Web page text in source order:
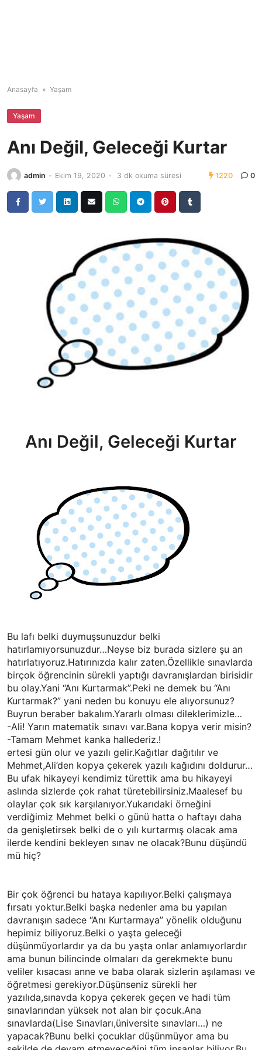
Anasayfa » Yaşam
Yaşam
Anı Değil, Geleceği Kurtar
admin - Ekim 19, 2020 - 3 dk okuma süresi 1220 0
Anı Değil, Geleceği Kurtar
Bu lafı belki duymuşsunuzdur belki
hatırlamıyorsunuzdur…Neyse biz burada sizlere şu an
hatırlatıyoruz.Hatırınızda kalır zaten.Özellikle sınavlarda
birçok öğrencinin sürekli yaptığı davranışlardan birisidir
bu olay.Yani “Anı Kurtarmak”.Peki ne demek bu “Anı
Kurtarmak?” yani neden bu konuyu ele alıyorsunuz?
Buyrun beraber bakalım.Yararlı olması dileklerimizle…
-Ali! Yarın matematik sınavı var.Bana kopya verir misin?
-Tamam Mehmet kanka hallederiz.!
ertesi gün olur ve yazılı gelir.Kağıtlar dağıtılır ve
Mehmet,Ali’den kopya çekerek yazılı kağıdını doldurur…
Bu ufak hikayeyi kendimiz türettik ama bu hikayeyi
aslında sizlerde çok rahat türetebilirsiniz.Maalesef bu
olaylar çok sık karşılanıyor.Yukarıdaki örneğini
verdiğimiz Mehmet belki o günü hatta o haftayı daha
da genişletirsek belki de o yılı kurtarmış olacak ama
ilerde kendini bekleyen sınav ne olacak?Bunu düşündü
mü hiç?
Bir çok öğrenci bu hataya kapılıyor.Belki çalışmaya
fırsatı yoktur.Belki başka nedenler ama bu yapılan
davranışın sadece “Anı Kurtarmaya” yönelik olduğunu
hepimiz biliyoruz.Belki o yaşta geleceği
düşünmüyorlardır ya da bu yaşta onlar anlamıyorlardır
ama bunun bilincinde olmaları da gerekmekte bunu
veliler kısacası anne ve baba olarak sizlerin aşılaması ve
öğretmesi gerekiyor.Düşünseniz sürekli her
yazılıda,sınavda kopya çekerek geçen ve hadi tüm
sınavlarından yüksek not alan bir çocuk.Ana
sınavlarda(Lise Sınavları,üniversite sınavları…) ne
yapacak?Bunu belki çocuklar düşünmüyor ama bu